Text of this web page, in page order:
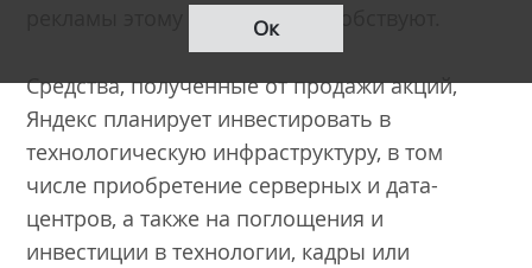
рекламы этому только поспособствуют.
Средства, полученные от продажи акций,
Яндекс планирует инвестировать в
технологическую инфраструктуру, в том
числе приобретение серверных и дата-
центров, а также на поглощения и
инвестиции в технологии, кадры или
Ок